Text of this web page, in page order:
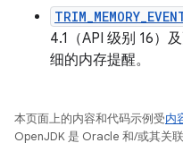
4.1（API 级别 16）
细的内存提醒。
本页面上的内容和代码示例受内
OpenJDK 是 Oracle 和/或其关联